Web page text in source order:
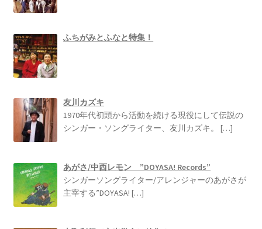
ふちがみとふなと特集！
友川カズキ
1970年代初頭から活動を続ける現役にして伝説の
シンガー・ソングライター、友川カズキ。[…]
あがさ/中西レモン ”DOYASA! Records”
シンガーソングライター/アレンジャーのあがさが
主宰する”DOYASA![…]